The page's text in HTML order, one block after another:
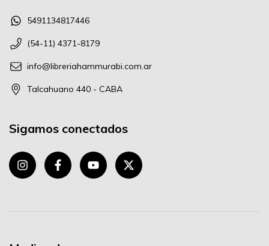
5491134817446
(54-11) 4371-8179
info@libreriahammurabi.com.ar
Talcahuano 440 - CABA
Sigamos conectados